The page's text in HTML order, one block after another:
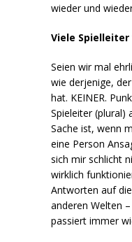
wieder und
Viele
Seien wir mal
wie derjenige,
hat. KEINER.
Spieleiter (plural)
Sache ist, wenn
eine Person
sich mir schlicht
wirklich
Antworten auf
anderen Welten
passiert immer